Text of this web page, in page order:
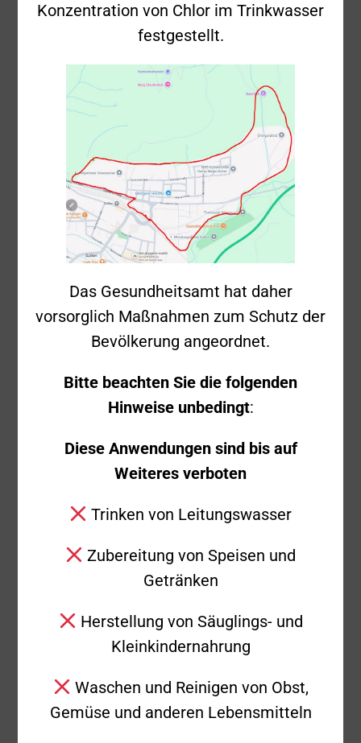
09.03.2025 –
Brand – Filsbogen
Einsatznummer 2025-26
Datum
Sonntag, 9. März
2025
Uhrzeit
16:30 Uhr
Einsatzstichwort Brand 1
Einsatzort
Uferböschung
Ausgerückte Fahrzeuge
KdoW, HLF 10
Ausgerückte
Einsatzkräfte
9
Weitere Einsatzkräfte Polizei
Einsatzbericht
Am Sonntagnachmittag bemerkte ein
Konzentration von Chlor im Trinkwasser
festgestellt.
Das Gesundheitsamt hat daher
vorsorglich Maßnahmen zum Schutz der
Bevölkerung angeordnet.
Bitte beachten Sie die folgenden
Hinweise unbedingt:
Diese Anwendungen sind bis auf
Weiteres verboten
Trinken von Leitungswasser
Zubereitung von Speisen und
Getränken
Herstellung von Säuglings- und
Kleinkindernahrung
Waschen und Reinigen von Obst,
Gemüse und anderen Lebensmitteln